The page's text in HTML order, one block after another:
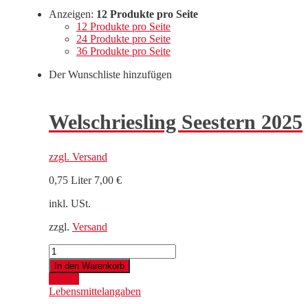
Anzeigen: 12 Produkte pro Seite
12 Produkte pro Seite
24 Produkte pro Seite
36 Produkte pro Seite
Der Wunschliste hinzufügen
Welschriesling Seestern 2025
zzgl. Versand
0,75 Liter 7,00 €
inkl. USt.
zzgl. Versand
Welschriesling
Seestern
2025
Menge
In den Warenkorb
Lebensmittelangaben